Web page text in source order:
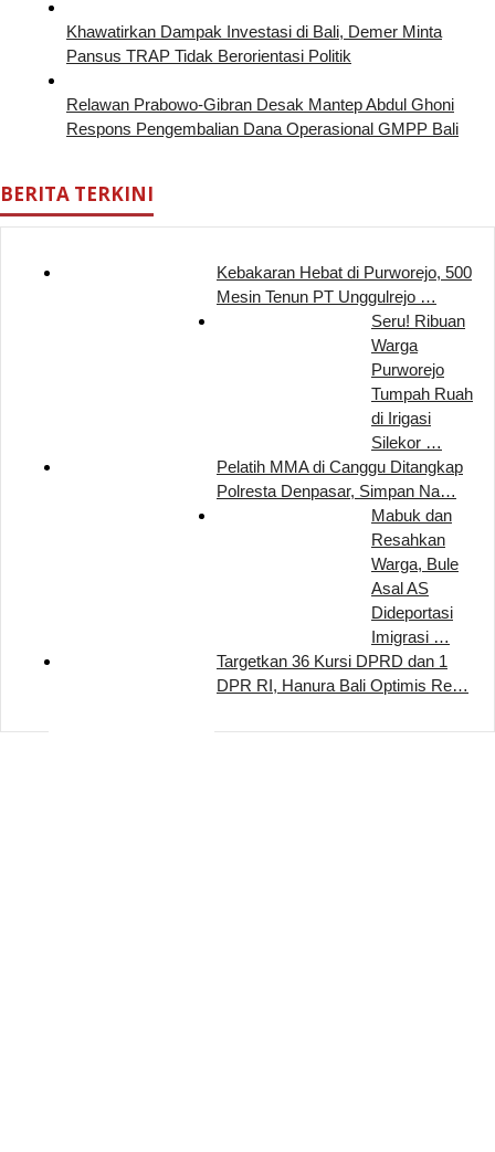
Khawatirkan Dampak Investasi di Bali, Demer Minta
Pansus TRAP Tidak Berorientasi Politik
Relawan Prabowo-Gibran Desak Mantep Abdul Ghoni
Respons Pengembalian Dana Operasional GMPP Bali
BERITA TERKINI
Kebakaran Hebat di Purworejo, 500
Mesin Tenun PT Unggulrejo …
Seru! Ribuan
Warga
Purworejo
Tumpah Ruah
di Irigasi
Silekor …
Pelatih MMA di Canggu Ditangkap
Polresta Denpasar, Simpan Na…
Mabuk dan
Resahkan
Warga, Bule
Asal AS
Dideportasi
Imigrasi …
Targetkan 36 Kursi DPRD dan 1
DPR RI, Hanura Bali Optimis Re…